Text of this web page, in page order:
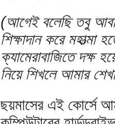
(আগেই বলেছি তবু
শিক্ষাদান করে
ক্যামেরাবাজিতে
নিয়ে শিখলে আমার
ছয়মাসের এই কোর্সে